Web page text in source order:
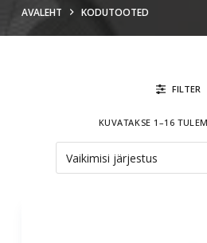
o
AVALEHT KODUTOOTED
FILTER
KUVATAKSE 1–16